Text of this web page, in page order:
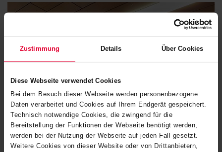
Zustimmung Details Über Cookies
Diese Webseite verwendet Cookies
Bei dem Besuch dieser Webseite werden personenbezogene
Daten verarbeitet und Cookies auf Ihrem Endgerät gespeichert.
Technisch notwendige Cookies, die zwingend für die
Bereitstellung der Funktionen der Webseite benötigt werden,
werden bei der Nutzung der Webseite auf jeden Fall gesetzt.
Weitere Cookies von dieser Website oder von Drittanbietern,